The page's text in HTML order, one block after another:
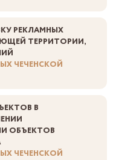
РЕКЛАМНЫХ
ТЕРРИТОРИИ,
ЧЕЧЕНСКОЙ
В
ОБЪЕКТОВ
ЧЕЧЕНСКОЙ